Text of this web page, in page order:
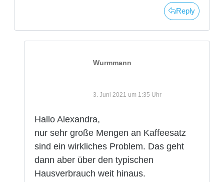
Reply
Wurmmann
3. Juni 2021 um 1:35 Uhr
Hallo Alexandra,
nur sehr große Mengen an Kaffeesatz
sind ein wirkliches Problem. Das geht
dann aber über den typischen
Hausverbrauch weit hinaus.